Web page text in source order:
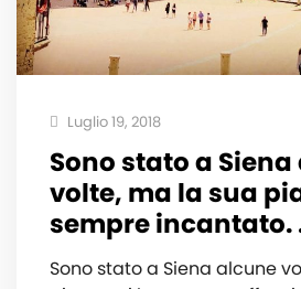
Luglio 19, 2018
Sono stato a
volte, ma la sua
sempre incantato.
Sono stato a Siena alcune